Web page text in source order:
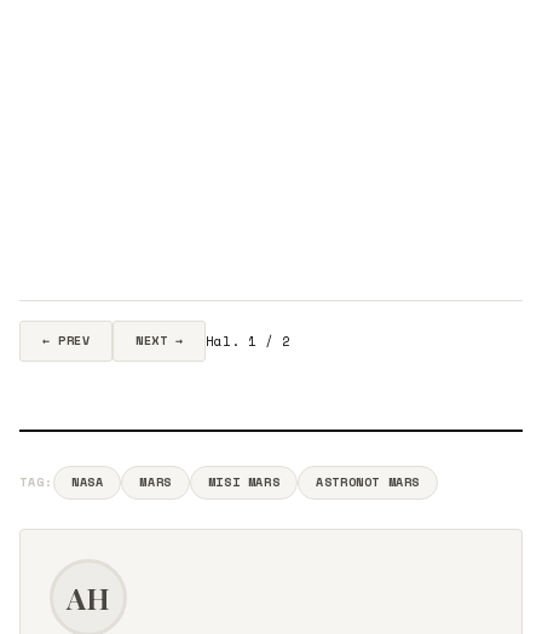
← PREV NEXT → Hal. 1 / 2
TAG: NASA MARS MISI MARS ASTRONOT MARS
AH